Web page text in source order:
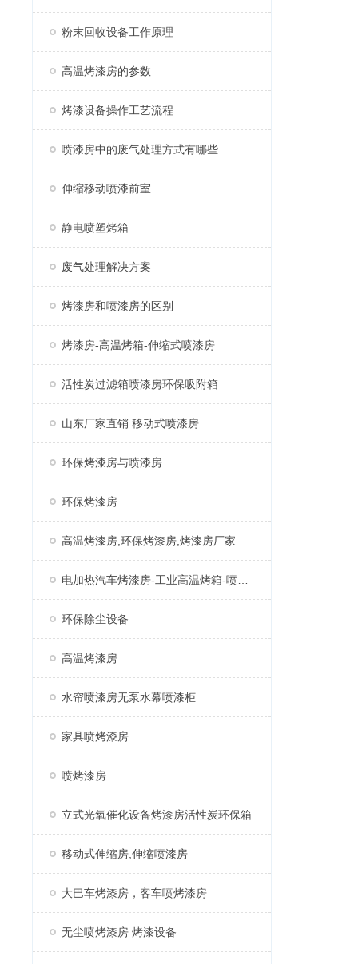
粉末回收设备工作原理
高温烤漆房的参数
烤漆设备操作工艺流程
喷漆房中的废气处理方式有哪些
伸缩移动喷漆前室
静电喷塑烤箱
废气处理解决方案
烤漆房和喷漆房的区别
烤漆房-高温烤箱-伸缩式喷漆房
活性炭过滤箱喷漆房环保吸附箱
山东厂家直销 移动式喷漆房
环保烤漆房与喷漆房
环保烤漆房
高温烤漆房,环保烤漆房,烤漆房厂家
环保除尘设备
高温烤漆房
水帘喷漆房无泵水幕喷漆柜
家具喷烤漆房
喷烤漆房
立式光氧催化设备烤漆房活性炭环保箱
移动式伸缩房,伸缩喷漆房
大巴车烤漆房，客车喷烤漆房
无尘喷烤漆房 烤漆设备